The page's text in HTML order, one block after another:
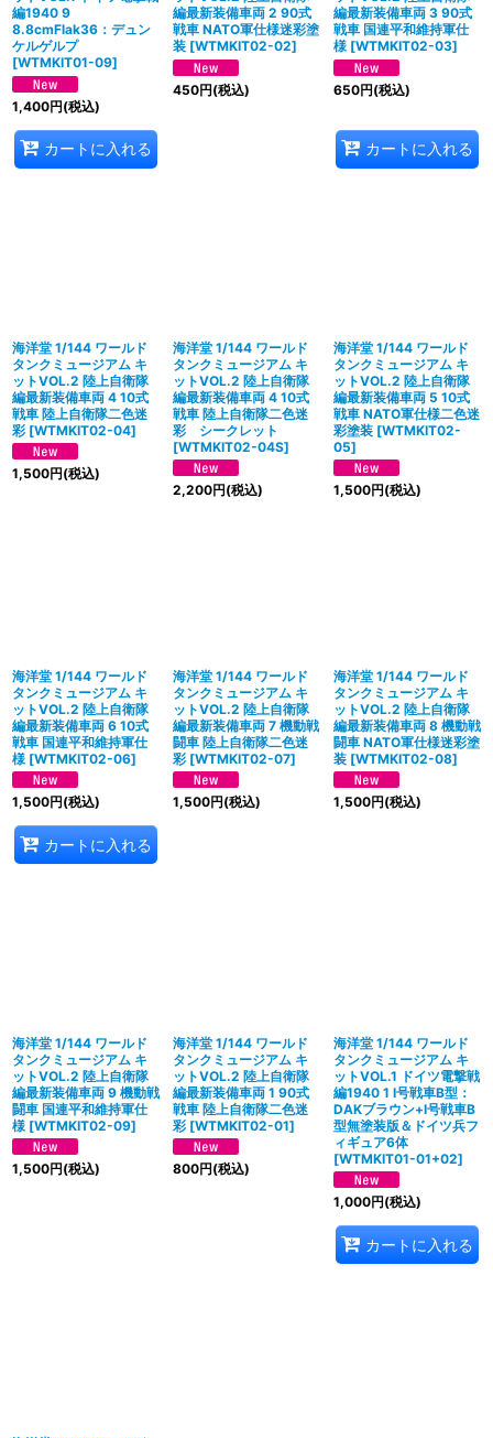
編1940 9
8.8cmFlak36：デュン
ケルゲルプ
[WTMKIT01-09]
1,400円(税込)
カートに入れる
編最新装備車両 2 90式
戦車 NATO軍仕様迷彩塗
装 [WTMKIT02-02]
450円(税込)
編最新装備車両 3 90式
戦車 国連平和維持軍仕
様 [WTMKIT02-03]
650円(税込)
カートに入れる
海洋堂 1/144 ワールド
タンクミュージアム キ
ットVOL.2 陸上自衛隊
編最新装備車両 4 10式
戦車 陸上自衛隊二色迷
彩 [WTMKIT02-04]
1,500円(税込)
海洋堂 1/144 ワールド
タンクミュージアム キ
ットVOL.2 陸上自衛隊
編最新装備車両 4 10式
戦車 陸上自衛隊二色迷
彩 シークレット
[WTMKIT02-04S]
2,200円(税込)
海洋堂 1/144 ワールド
タンクミュージアム キ
ットVOL.2 陸上自衛隊
編最新装備車両 5 10式
戦車 NATO軍仕様二色迷
彩塗装 [WTMKIT02-
05]
1,500円(税込)
海洋堂 1/144 ワールド
タンクミュージアム キ
ットVOL.2 陸上自衛隊
編最新装備車両 6 10式
戦車 国連平和維持軍仕
様 [WTMKIT02-06]
1,500円(税込)
カートに入れる
海洋堂 1/144 ワールド
タンクミュージアム キ
ットVOL.2 陸上自衛隊
編最新装備車両 7 機動戦
闘車 陸上自衛隊二色迷
彩 [WTMKIT02-07]
1,500円(税込)
海洋堂 1/144 ワールド
タンクミュージアム キ
ットVOL.2 陸上自衛隊
編最新装備車両 8 機動戦
闘車 NATO軍仕様迷彩塗
装 [WTMKIT02-08]
1,500円(税込)
海洋堂 1/144 ワールド
タンクミュージアム キ
ットVOL.2 陸上自衛隊
編最新装備車両 9 機動戦
闘車 国連平和維持軍仕
様 [WTMKIT02-09]
1,500円(税込)
海洋堂 1/144 ワールド
タンクミュージアム キ
ットVOL.2 陸上自衛隊
編最新装備車両 1 90式
戦車 陸上自衛隊二色迷
彩 [WTMKIT02-01]
800円(税込)
海洋堂 1/144 ワールド
タンクミュージアム キ
ットVOL.1 ドイツ電撃戦
編1940 1 I号戦車B型：
DAKブラウン+I号戦車B
型無塗装版＆ドイツ兵フ
ィギュア6体
[WTMKIT01-01+02]
1,000円(税込)
カートに入れる